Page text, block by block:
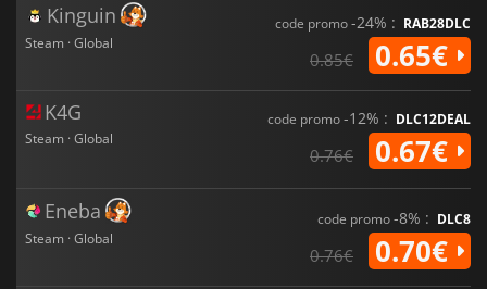
Kinguin
Steam · Global
code promo-24% : RAB28DLC
0.85€ 0.65€
K4G
Steam · Global
code promo-12% : DLC12DEAL
0.76€ 0.67€
Eneba
Steam · Global
code promo-8% : DLC8
0.76€ 0.70€